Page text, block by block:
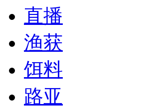
直播
渔获
饵料
路亚